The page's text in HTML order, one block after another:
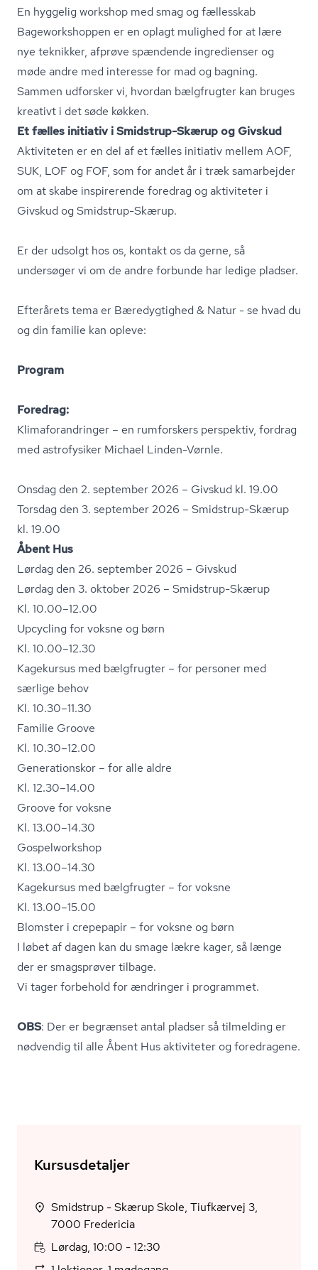
En hyggelig workshop med smag og fællesskab
Ba­gewor­ks­hop­pen er en oplagt mulighed for at lære
nye teknikker, afprøve spændende ingredienser og
møde andre med interesse for mad og bagning.
Sammen udforsker vi, hvordan bælgfrugter kan bruges
kreativt i det søde køkken.
Et fælles initiativ i Smidstrup-Skærup ogGivskud
Aktiviteten er en del af et fælles initiativ mellem AOF,
SUK, LOF og FOF, som for andet år i træk samarbejder
om at skabe inspirerende foredrag og aktiviteter i
Givskud og Smidstrup-Skærup.
Er der udsolgt hos os, kontakt os da gerne, så
undersøger vi om de andre forbunde har ledige pladser.
Efterårets tema er Bæredygtighed & Natur - se hvad du
og din familie kan opleve:
Program
Foredrag:
Kli­ma­for­an­drin­ger – en rumforskers perspektiv, fordrag
med astrofysiker Michael Linden-Vørnle.
Onsdag den 2. september 2026 – Givskud kl. 19.00
Torsdag den 3. september 2026 – Smidstrup-Skærup
kl. 19.00
Åbent Hus
Lørdag den 26. september 2026 – Givskud
Lørdag den 3. oktober 2026 – Smidstrup-Skærup
Kl. 10.00–12.00
Upcycling for voksne og børn
Kl. 10.00–12.30
Kagekursus med bælgfrugter – for personer med
særlige behov
Kl. 10.30–11.30
Familie Groove
Kl. 10.30–12.00
Generationskor – for alle aldre
Kl. 12.30–14.00
Groove for voksne
Kl. 13.00–14.30
Gospelworkshop
Kl. 13.00–14.30
Kagekursus med bælgfrugter – for voksne
Kl. 13.00–15.00
Blomster i crepepapir – for voksne og børn
I løbet af dagen kan du smage lækre kager, så længe
der er smagsprøver tilbage.
Vi tager forbehold for ændringer i programmet.
OBS: Der er begrænset antal pladser så tilmelding er
nødvendig til alle Åbent Hus aktiviteter og foredragene.
Kursusdetaljer
Smidstrup - Skærup Skole, Tiufkærvej 3,
7000 Fredericia
Lørdag, 10:00 - 12:30